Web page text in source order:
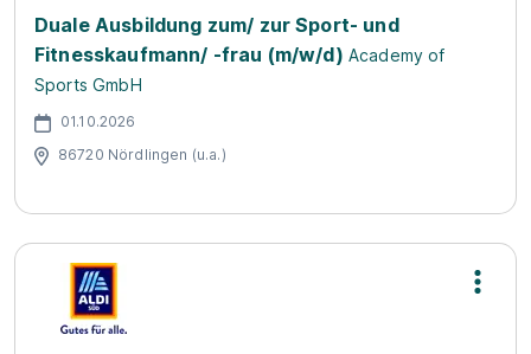
Duale Ausbildung zum/ zur Sport- und
Fitnesskaufmann/ -frau (m/w/d) Academy of
Sports GmbH
01.10.2026
86720 Nördlingen (u.a.)